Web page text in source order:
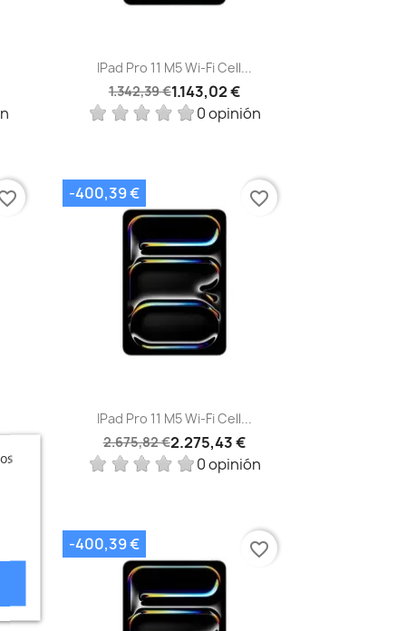
Vista rápida
IPad Pro 11 M5 Wi-Fi Cell...
1.342,39 €1.143,02 €
0 opinión
Vista rápida
IPad Pro 11 M5 Wi‑Fi Cell...
2.675,82 €2.275,43 €
0 opinión
-400,39 € favorite_border
-400,39 € favorite_border